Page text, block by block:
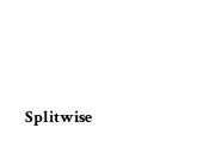
Splitwise